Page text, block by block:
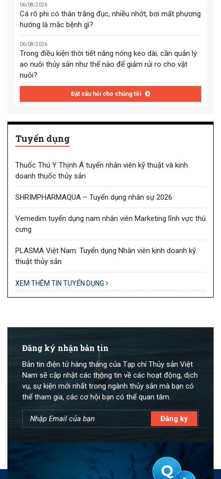
06/08/2026
Cá rô phi có thân trắng đục, nhiều nhớt, bơi mất phương
hướng là mắc bệnh gì?
06/08/2026
Trong điều kiện thời tiết nắng nóng kéo dài, cần quản lý
ao nuôi thủy sản như thế nào để giảm rủi ro cho vật
nuôi?
Đặt câu hỏi cho chúng tôi
Tuyển dụng
Thuốc Thú Y Thịnh Á tuyển nhân viên kỹ thuật và kinh
doanh thuốc thủy sản
SHRIMPHARMAQUA – Tuyển dụng nhân sự 2026
Vemedim tuyển dụng nam nhân viên Marketing lĩnh vực thú
cưng
PLASMA Việt Nam: Tuyển dụng Nhân viên kinh doanh kỹ
thuật thủy sản
XEM THÊM TIN TUYỂN DỤNG
Đăng ký nhận bản tin
Bản tin điện tử hàng tháng của Tạp chí Thủy sản Việt
Nam sẽ cập nhật các thông tin về các hoạt động, dịch
vụ, sự kiện mới nhất trong ngành thủy sản mà bạn có
thể tham gia, các cơ hội bạn có thể quan tâm.